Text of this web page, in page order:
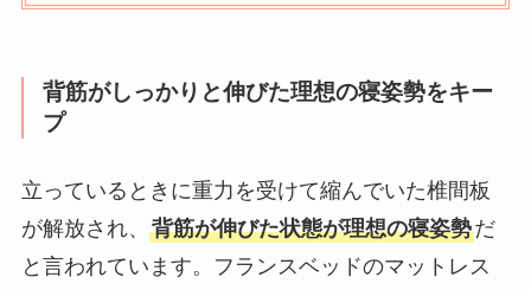
背筋がしっかりと伸びた理想の寝姿勢をキー
プ
立っているときに重力を受けて縮んでいた椎間板
が解放され、 背筋が伸びた状態が理想の寝姿勢だ
と言われています。フランスベッドのマットレス